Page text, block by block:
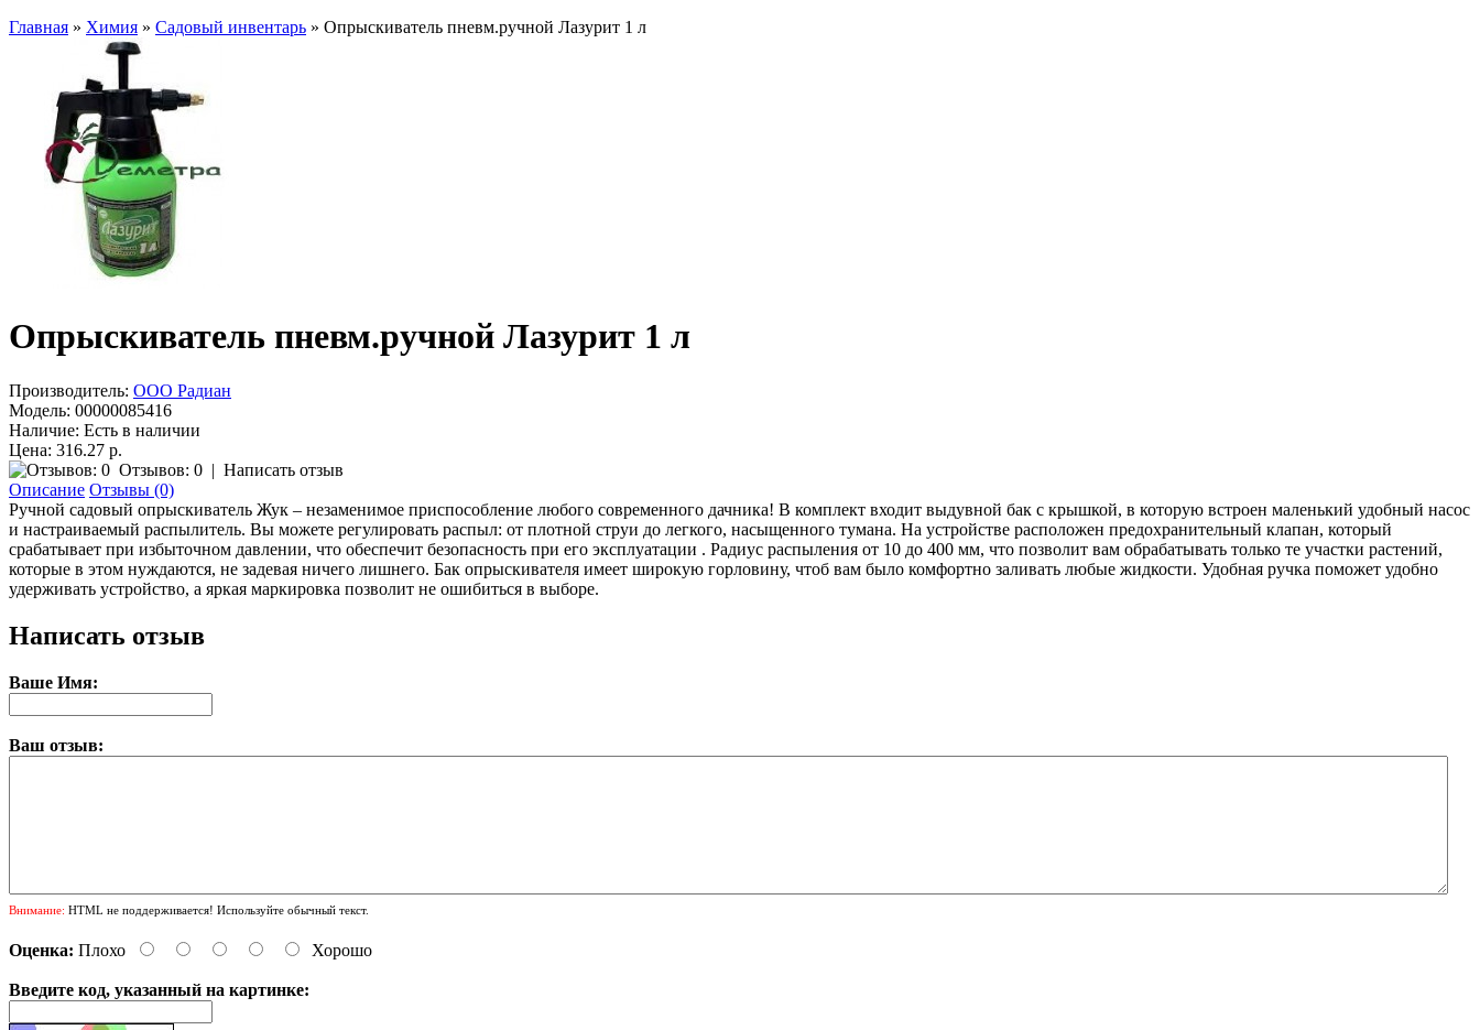
Главная » Химия » Садовый инвентарь » Опрыскиватель пневм.ручной Лазурит 1 л
Опрыскиватель пневм.ручной Лазурит 1 л
Производитель: ООО Радиан
Модель: 00000085416
Наличие: Есть в наличии
Цена: 316.27 р.
Отзывов: 0 | Написать отзыв
Описание Отзывы (0)
Ручной садовый опрыскиватель Жук – незаменимое приспособление любого современного дачника! В комплект входит выдувной бак с крышкой, в которую встроен маленький удобный насос
и настраиваемый распылитель. Вы можете регулировать распыл: от плотной струи до легкого, насыщенного тумана. На устройстве расположен предохранительный клапан, который
срабатывает при избыточном давлении, что обеспечит безопасность при его эксплуатации . Радиус распыления от 10 до 400 мм, что позволит вам обрабатывать только те участки растений,
которые в этом нуждаются, не задевая ничего лишнего. Бак опрыскивателя имеет широкую горловину, чтоб вам было комфортно заливать любые жидкости. Удобная ручка поможет удобно
удерживать устройство, а яркая маркировка позволит не ошибиться в выборе.
Написать отзыв
Ваше Имя:
Ваш отзыв:
Внимание: HTML не поддерживается! Используйте обычный текст.
Оценка: Плохо Хорошо
Введите код, указанный на картинке: